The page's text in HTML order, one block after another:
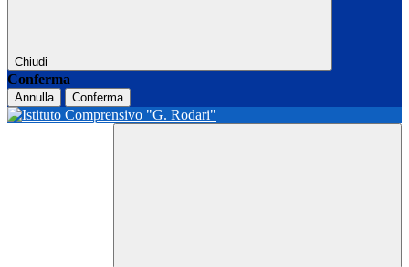
Chiudi
Conferma
Annulla Conferma